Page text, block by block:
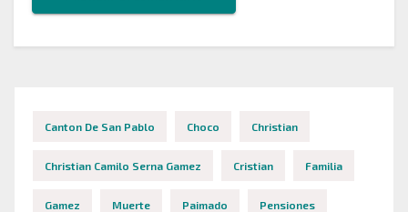
Canton De San Pablo Choco Christian
Christian Camilo Serna Gamez Cristian Familia
Gamez Muerte Paimado Pensiones